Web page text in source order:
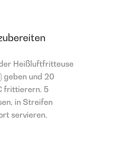
Heißluftfritteuse
geben und 20
frittierern. 5
in Streifen
servieren.